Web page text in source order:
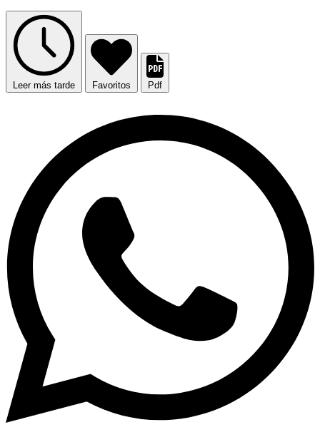
Leer más tarde Favoritos Pdf